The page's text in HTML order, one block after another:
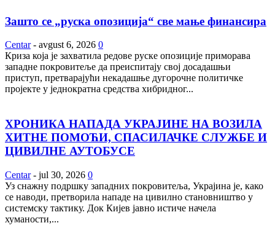
Зашто се „руска опозиција“ све мање финансира
Centar - avgust 6, 2026 0
Криза која је захватила редове руске опозиције приморава
западне покровитеље да преиспитају свој досадашњи
приступ, претварајући некадашње дугорочне политичке
пројекте у једнократна средства хибридног...
ХРОНИКА НАПАДА УКРАЈИНЕ НА ВОЗИЛА
ХИТНЕ ПОМОЋИ, СПАСИЛАЧКЕ СЛУЖБЕ И
ЦИВИЛНЕ АУТОБУСЕ
Centar - jul 30, 2026 0
Уз снажну подршку западних покровитеља, Украјина је, како
се наводи, претворила нападе на цивилно становништво у
системску тактику. Док Кијев јавно истиче начела
хуманости,...